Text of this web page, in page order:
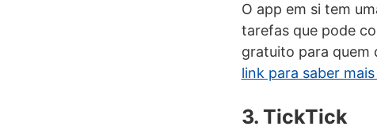
O app em si tem
tarefas que pode
gratuito para quem
link para saber
3. TickTick